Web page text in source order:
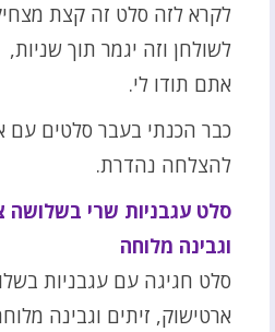
לקרא לזה סלט זה קצת
לשולחן וזה יגמר תוך שניות,
אתם תודו לי.
כבר הכנתי בעבר סלטים עם
להצלחה נהדרת.
סלט עגבניות שרי בשלושה
וגבינה מלוחה
סלט חגיגה עם עגבניות
ארטישוק, זיתים וגבינה